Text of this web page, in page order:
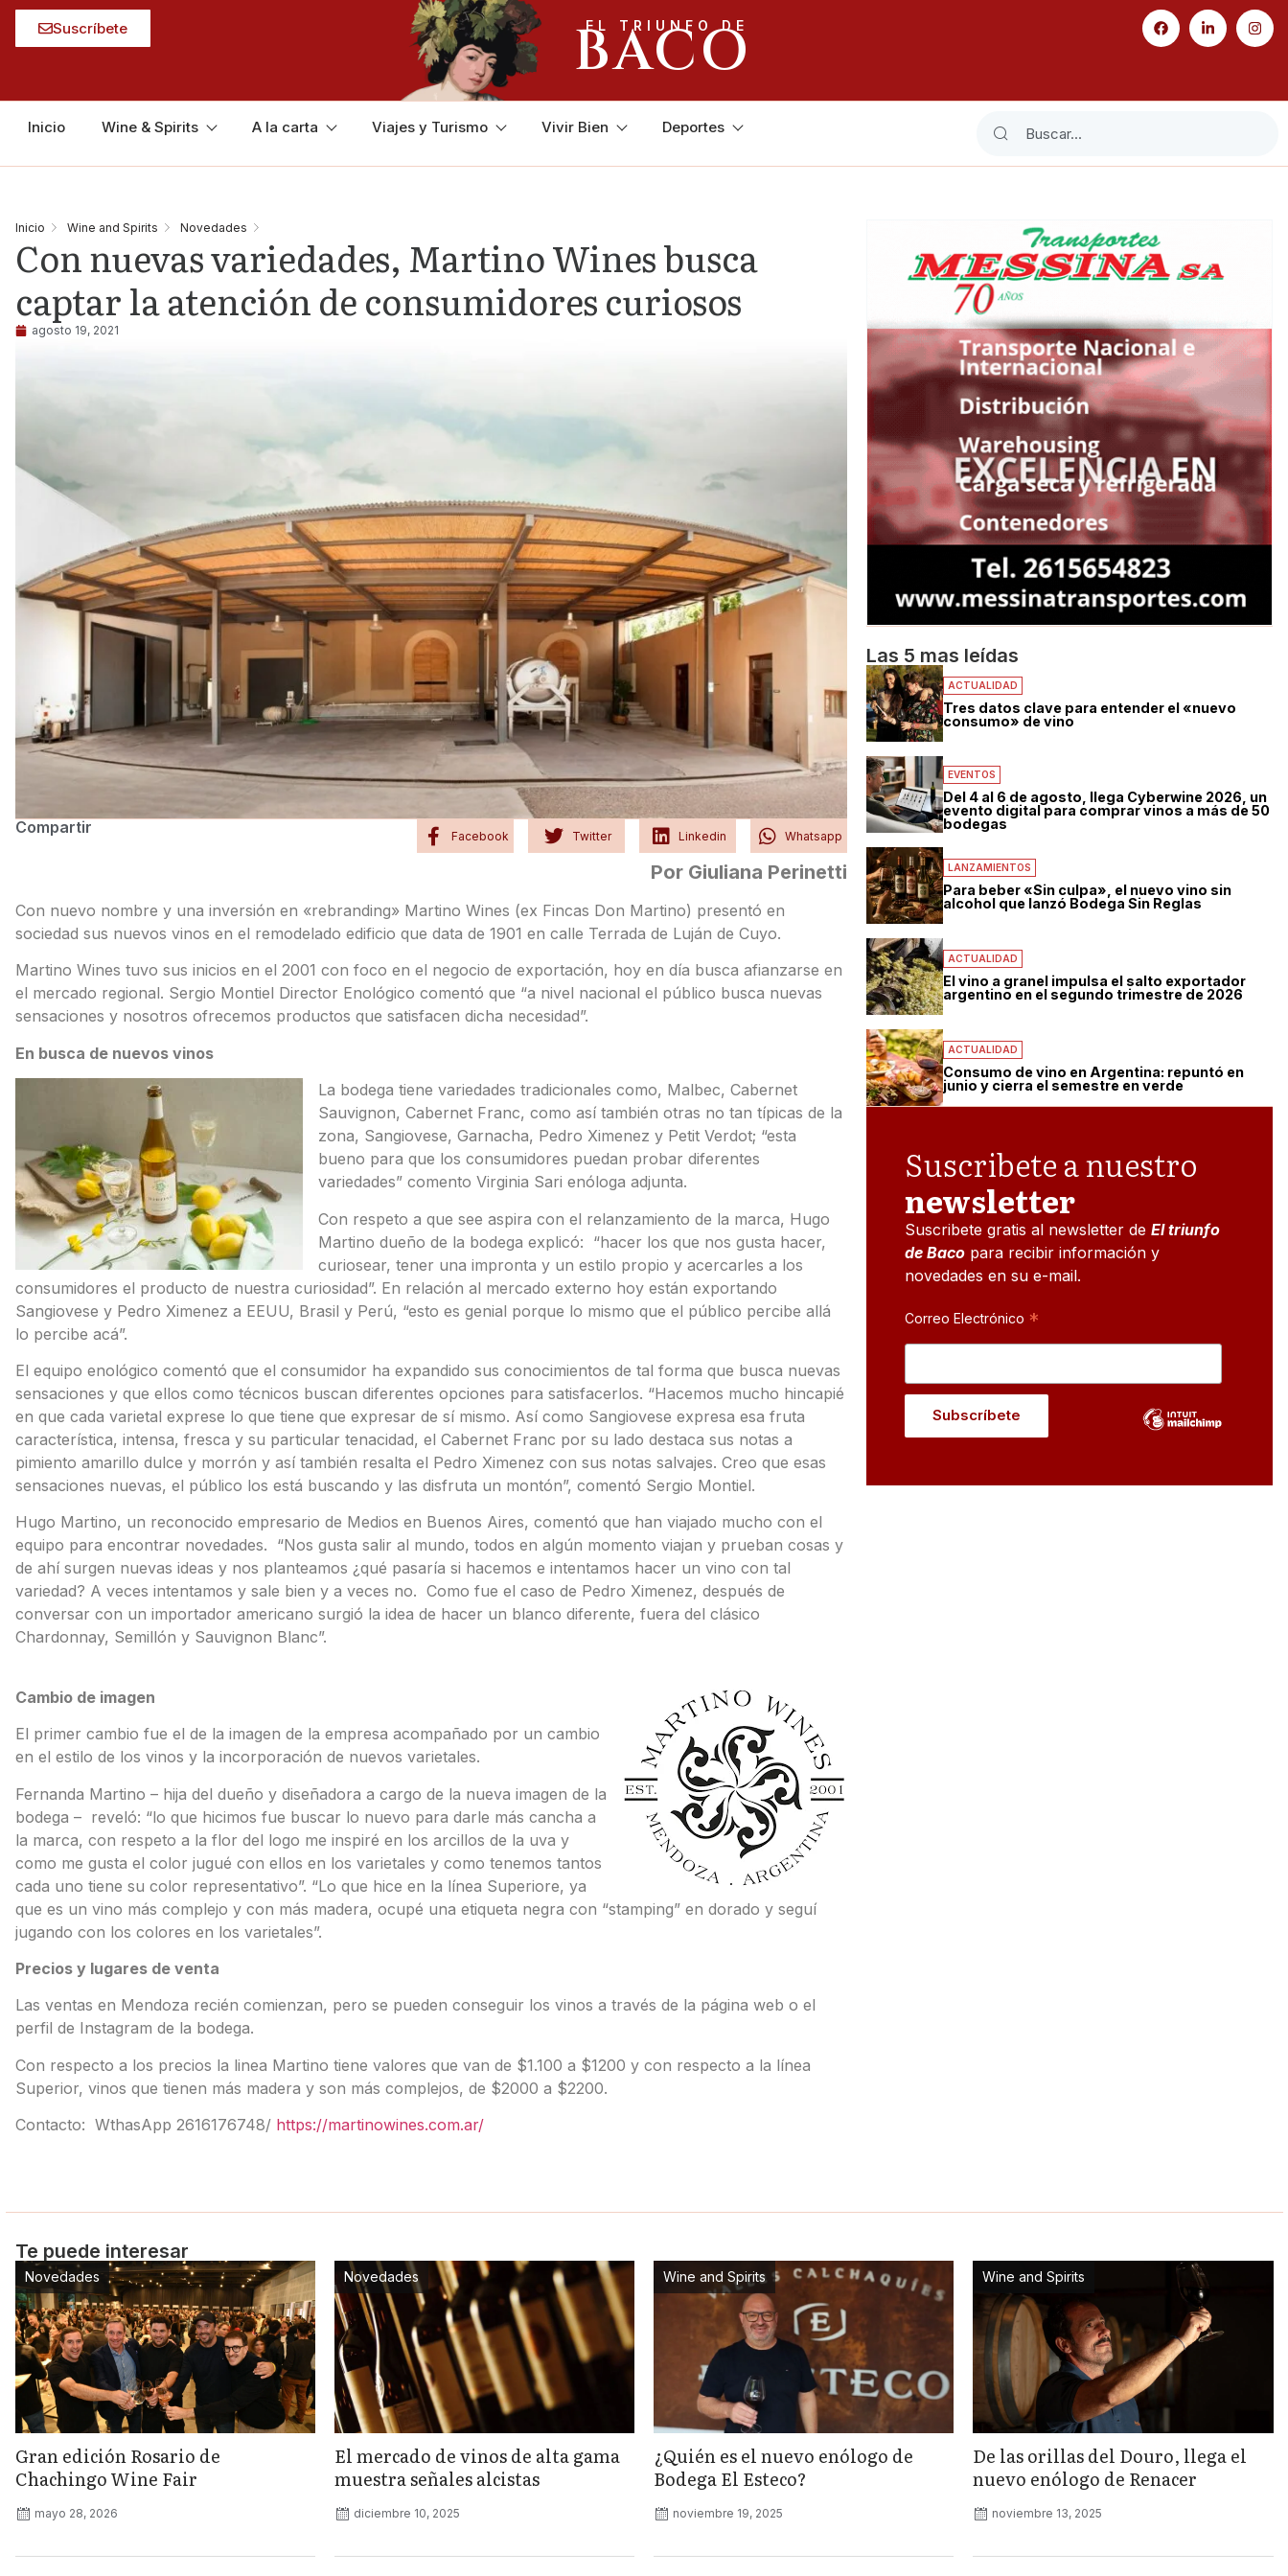
Suscríbete EL TRIUNFO DE
BACO
Inicio Wine & Spirits A la carta Viajes y Turismo Vivir Bien Deportes
Inicio Wine and Spirits Novedades
Con nuevas variedades, Martino Wines busca
captar la atención de consumidores curiosos
agosto 19, 2021
Compartir Facebook Twitter Linkedin Whatsapp
Por Giuliana Perinetti
Con nuevo nombre y una inversión en «rebranding» Martino Wines (ex Fincas Don Martino) presentó en
sociedad sus nuevos vinos en el remodelado edificio que data de 1901 en calle Terrada de Luján de Cuyo.
Martino Wines tuvo sus inicios en el 2001 con foco en el negocio de exportación, hoy en día busca afianzarse en
el mercado regional. Sergio Montiel Director Enológico comentó que “a nivel nacional el público busca nuevas
sensaciones y nosotros ofrecemos productos que satisfacen dicha necesidad”.
En busca de nuevos vinos
La bodega tiene variedades tradicionales como, Malbec, Cabernet
Sauvignon, Cabernet Franc, como así también otras no tan típicas de la
zona, Sangiovese, Garnacha, Pedro Ximenez y Petit Verdot; “esta
bueno para que los consumidores puedan probar diferentes
variedades” comento Virginia Sari enóloga adjunta.
Con respeto a que see aspira con el relanzamiento de la marca, Hugo
Martino dueño de la bodega explicó: “hacer los que nos gusta hacer,
curiosear, tener una impronta y un estilo propio y acercarles a los
consumidores el producto de nuestra curiosidad”. En relación al mercado externo hoy están exportando
Sangiovese y Pedro Ximenez a EEUU, Brasil y Perú, “esto es genial porque lo mismo que el público percibe allá
lo percibe acá”.
El equipo enológico comentó que el consumidor ha expandido sus conocimientos de tal forma que busca nuevas
sensaciones y que ellos como técnicos buscan diferentes opciones para satisfacerlos. “Hacemos mucho hincapié
en que cada varietal exprese lo que tiene que expresar de sí mismo. Así como Sangiovese expresa esa fruta
característica, intensa, fresca y su particular tenacidad, el Cabernet Franc por su lado destaca sus notas a
pimiento amarillo dulce y morrón y así también resalta el Pedro Ximenez con sus notas salvajes. Creo que esas
sensaciones nuevas, el público los está buscando y las disfruta un montón”, comentó Sergio Montiel.
Hugo Martino, un reconocido empresario de Medios en Buenos Aires, comentó que han viajado mucho con el
equipo para encontrar novedades. “Nos gusta salir al mundo, todos en algún momento viajan y prueban cosas y
de ahí surgen nuevas ideas y nos planteamos ¿qué pasaría si hacemos e intentamos hacer un vino con tal
variedad? A veces intentamos y sale bien y a veces no. Como fue el caso de Pedro Ximenez, después de
conversar con un importador americano surgió la idea de hacer un blanco diferente, fuera del clásico
Chardonnay, Semillón y Sauvignon Blanc”.
Cambio de imagen
El primer cambio fue el de la imagen de la empresa acompañado por un cambio
en el estilo de los vinos y la incorporación de nuevos varietales.
Fernanda Martino – hija del dueño y diseñadora a cargo de la nueva imagen de la
bodega – reveló: “lo que hicimos fue buscar lo nuevo para darle más cancha a
la marca, con respeto a la flor del logo me inspiré en los arcillos de la uva y
como me gusta el color jugué con ellos en los varietales y como tenemos tantos
cada uno tiene su color representativo”. “Lo que hice en la línea Superiore, ya
que es un vino más complejo y con más madera, ocupé una etiqueta negra con “stamping” en dorado y seguí
jugando con los colores en los varietales”.
Precios y lugares de venta
Las ventas en Mendoza recién comienzan, pero se pueden conseguir los vinos a través de la página web o el
perfil de Instagram de la bodega.
Con respecto a los precios la linea Martino tiene valores que van de $1.100 a $1200 y con respecto a la línea
Superior, vinos que tienen más madera y son más complejos, de $2000 a $2200.
Contacto: WthasApp 2616176748/https://martinowines.com.ar/
Las 5 mas leídas
ACTUALIDAD
Tres datos clave para entender el «nuevo
consumo» de vino
EVENTOS
Del 4 al 6 de agosto, llega Cyberwine 2026, un
evento digital para comprar vinos a más de 50
bodegas
LANZAMIENTOS
Para beber «Sin culpa», el nuevo vino sin
alcohol que lanzó Bodega Sin Reglas
ACTUALIDAD
El vino a granel impulsa el salto exportador
argentino en el segundo trimestre de 2026
ACTUALIDAD
Consumo de vino en Argentina: repuntó en
junio y cierra el semestre en verde
Suscribete a nuestro
newsletter
Suscribete gratis al newsletter deEl triunfo
de Baco para recibir información y
novedades en su e-mail.
Correo Electrónico *
Te puede interesar
Novedades
Gran edición Rosario de
Chachingo Wine Fair
mayo 28, 2026
Novedades
El mercado de vinos de alta gama
muestra señales alcistas
diciembre 10, 2025
Wine and Spirits
¿Quién es el nuevo enólogo de
Bodega El Esteco?
noviembre 19, 2025
Wine and Spirits
De las orillas del Douro, llega el
nuevo enólogo de Renacer
noviembre 13, 2025